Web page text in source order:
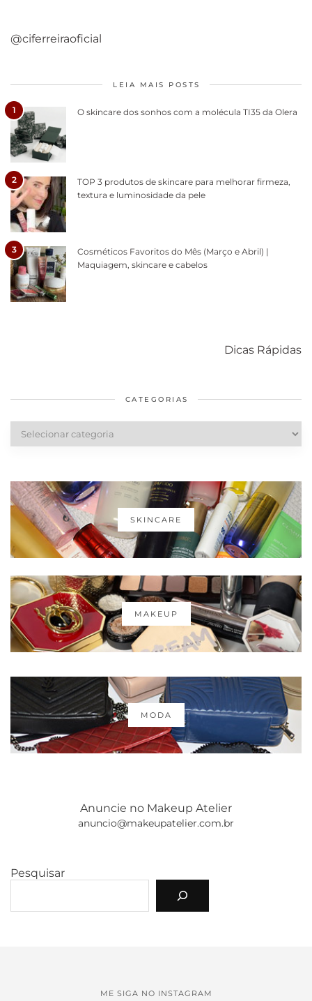
@ciferreiraoficial
LEIA MAIS POSTS
1 O skincare dos sonhos com a molécula TI35 da Olera
2
TOP 3 produtos de skincare para melhorar firmeza,
textura e luminosidade da pele
3
Cosméticos Favoritos do Mês (Março e Abril) |
Maquiagem, skincare e cabelos
Dicas Rápidas
diários
cabelos
CATEGORIAS
SKINCARE
MAKEUP
MODA
Anuncie no Makeup Atelier
anuncio@makeupatelier.com.br
Pesquisar
ME SIGA NO INSTAGRAM